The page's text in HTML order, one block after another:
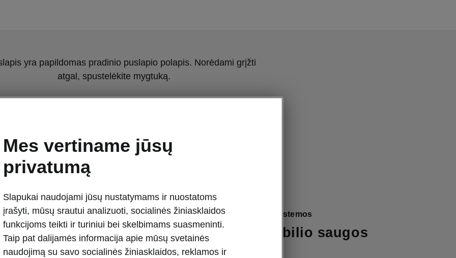
yra papildomas pradinio puslapio polapis. Norėdami grįžti
atgal, spustelėkite mygtuką.
Škoda Octavia RS saugos sistemos
Priekinė automobilio saugos
sistema
Mes vertiname jūsų
privatumą
Slapukai naudojami jūsų nustatymams ir nuostatoms
įrašyti, mūsų srautui analizuoti, socialinės žiniasklaidos
funkcijoms teikti ir turiniui bei skelbimams suasmeninti.
Taip pat dalijamės informacija apie mūsų svetainės
naudojimą su savo socialinės žiniasklaidos, reklamos ir